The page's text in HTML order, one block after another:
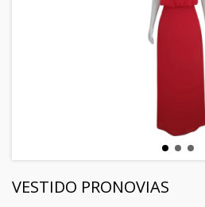
VESTIDO PRONOVIAS